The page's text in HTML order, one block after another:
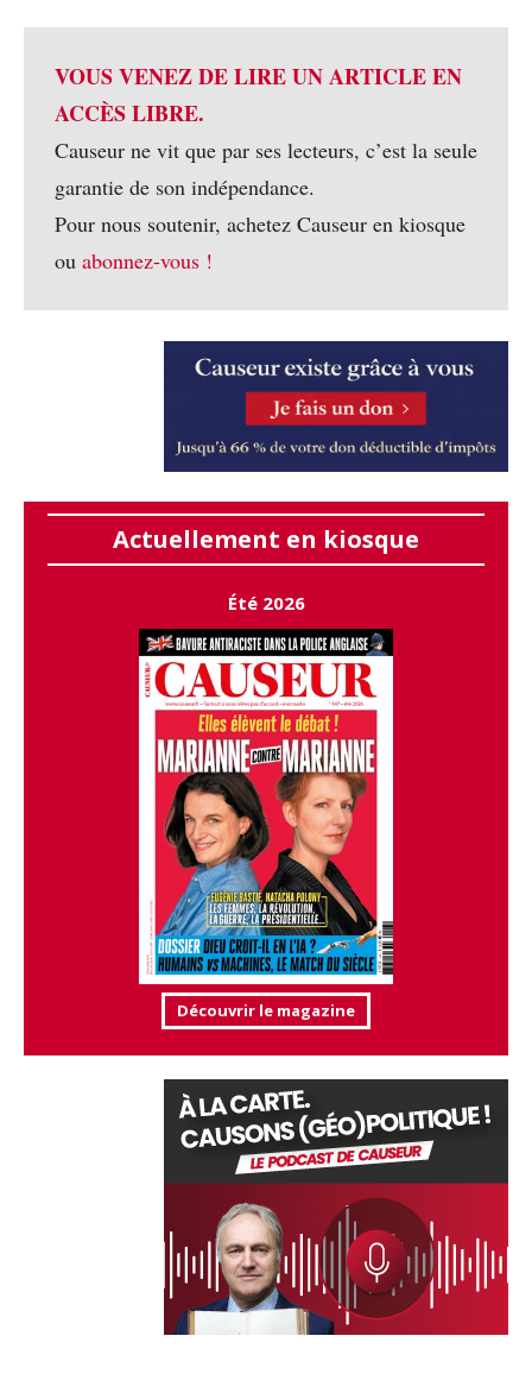
VOUS VENEZ DE LIRE UN ARTICLE EN
ACCÈS LIBRE.
Causeur ne vit que par ses lecteurs, c’est la seule
garantie de son indépendance.
Pour nous soutenir, achetez Causeur en kiosque
ou abonnez-vous !
Actuellement en kiosque
Été 2026
Découvrir le magazine